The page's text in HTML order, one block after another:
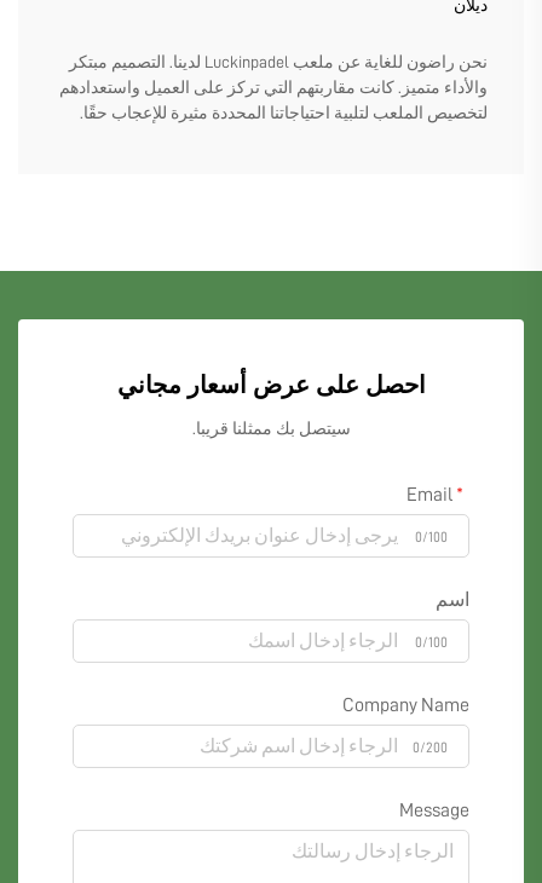
ديلان
نحن راضون للغاية عن ملعب Luckinpadel لدينا. التصميم مبتكر
والأداء متميز. كانت مقاربتهم التي تركز على العميل واستعدادهم
لتخصيص الملعب لتلبية احتياجاتنا المحددة مثيرة للإعجاب حقًا.
احصل على عرض أسعار مجاني
سيتصل بك ممثلنا قريبا.
0/100
اسم
0/100
Company Name
0/200
Message